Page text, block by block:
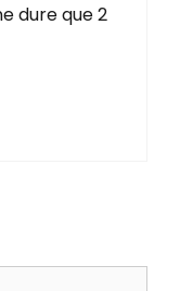
dure que 2